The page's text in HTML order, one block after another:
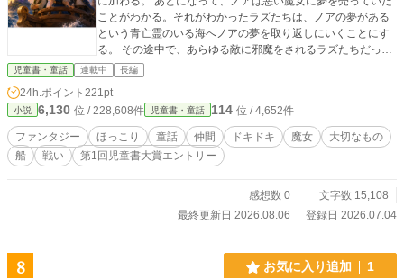
ことがわかる。それがわかったラズたちは、ノアの夢がある
という青亡霊のいる海へノアの夢を取り返しにいくことにす
る。 その途中で、あらゆる敵に邪魔をされるラズたちだった
けれども、諦めずに、勇猛果敢に進んでいく──。
児童書・童話 連載中 長編
24h.ポイント 221pt
小説 6,130 位 / 228,608件 児童書・童話 114 位 / 4,652件
ファンタジー ほっこり 童話 仲間 ドキドキ 魔女
大切なもの
船
戦い 第1回児童書大賞エントリー
感想数 0
文字数 15,108
最終更新日 2026.08.06
登録日 2026.07.04
8 お気に入り追加 1